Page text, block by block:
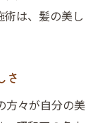
施設
ツ
け美容室の
術は、髪の美し
さ
方々が自分の美